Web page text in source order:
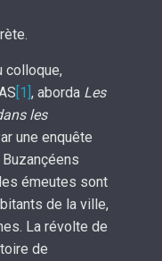
colloque,
[1] , aborda Les
les
une enquête
les émeutes sont
de la ville,
La révolte de
de